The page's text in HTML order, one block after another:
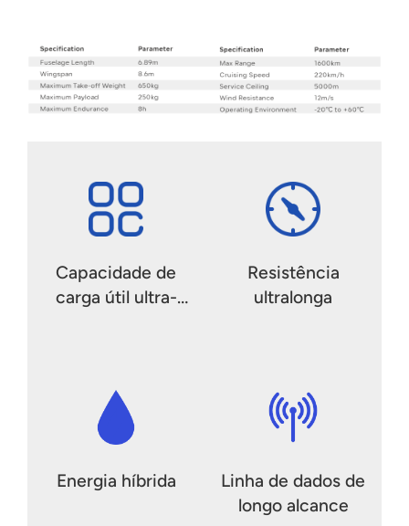
Capacidade de
carga útil ultra-
Resistência
ultralonga
Energia híbrida
Linha de dados de
longo alcance